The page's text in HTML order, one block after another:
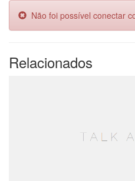
Não foi possível conectar
Relacionados